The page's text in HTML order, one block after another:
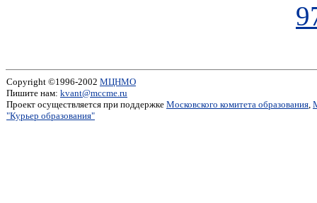
Copyright ©1996-2002 МЦНМО
Пишите нам: kvant@mccme.ru
Проект осуществляется при поддержке Московского комитета образования,
"Курьер образования"